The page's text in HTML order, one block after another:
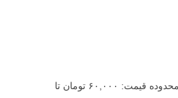
محدوده قیمت: ۶۰,۰۰۰ تومان تا